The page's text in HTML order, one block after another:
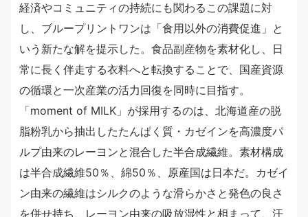
経済やコミュニティの持続にも関わるこの課題に対
し、ブループリントワンは「食用以外の消費促進」と
いう新たな解を提示した。食品副産物を素材化し、日
常に長く伴走する衣料へと転換することで、国産資源
の循環と一次産業の活力回復を同時に目指す。
「moment of MILK」が採用するのは、北海道産の脱
脂粉乳から抽出したたんぱく質・カゼインを高濃度パ
ルプ由来のレーヨンと混合した半合成繊維。素材構成
は半合成繊維50％、綿50％、原産国は日本だ。カゼイ
ン由来の繊維はシルクのような滑らかさと発色の良さ
を併せ持ち、レーヨン由来の吸放湿性と相まって、汗